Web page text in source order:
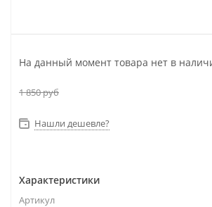
На данный момент товара нет в
1 850руб
Нашли дешевле?
Характеристики
Артикул